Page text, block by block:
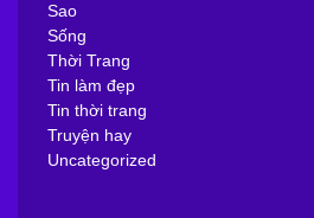
Sao
Sống
Thời Trang
Tin làm đẹp
Tin thời trang
Truyện hay
Uncategorized